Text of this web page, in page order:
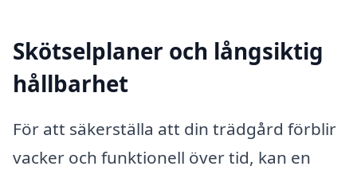
Skötselplaner och långsiktig
hållbarhet
För att säkerställa att din trädgård förblir
vacker och funktionell över tid, kan en